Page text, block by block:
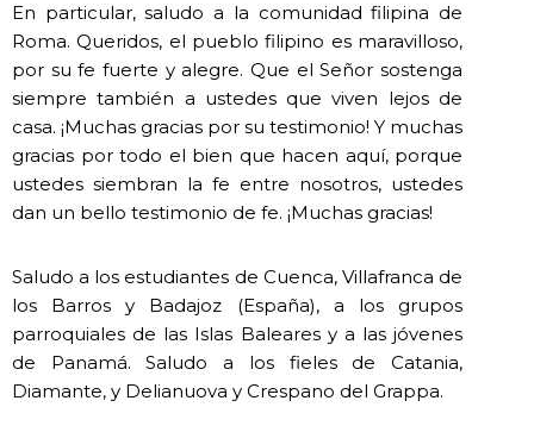
En particular, saludo a la comunidad filipina de
Roma. Queridos, el pueblo filipino es maravilloso,
por su fe fuerte y alegre. Que el Señor sostenga
siempre también a ustedes que viven lejos de
casa. ¡Muchas gracias por su testimonio! Y muchas
gracias por todo el bien que hacen aquí, porque
ustedes siembran la fe entre nosotros, ustedes
dan un bello testimonio de fe. ¡Muchas gracias!
Saludo a los estudiantes de Cuenca, Villafranca de
los Barros y Badajoz (España), a los grupos
parroquiales de las Islas Baleares y a las jóvenes
de Panamá. Saludo a los fieles de Catania,
Diamante, y Delianuova y Crespano del Grappa.